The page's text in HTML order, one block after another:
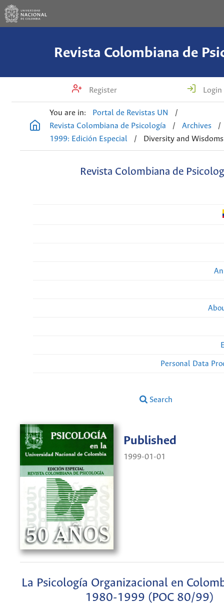
Revista Colombiana de
Register Login
You are in: Portal de Revistas UN
/
Revista Colombiana de Psicología
/ Archives
/
1999: Edición Especial
/ Diversity and Wisdoms
Revista Colombiana de
Personal Data
Search
Published
1999-01-01
La Psicología Organizacional en
1980-1999 (POC 80/99)